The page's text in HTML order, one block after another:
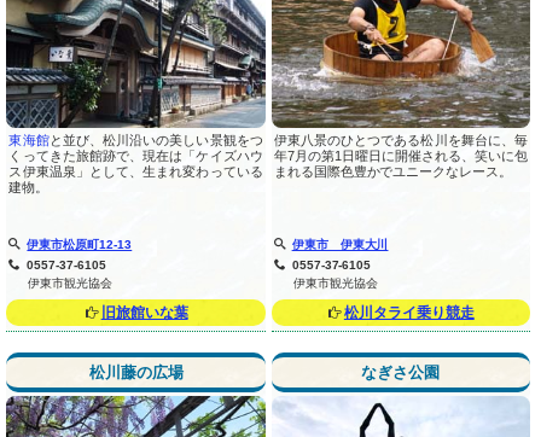
東海館と並び、松川沿いの美しい景観をつ
くってきた旅館跡で、現在は「ケイズハウ
ス伊東温泉」として、生まれ変わっている
建物。
伊東市松原町12-13
0557-37-6105
伊東市観光協会
旧旅館いな葉
伊東八景のひとつである松川を舞台に、毎
年7月の第1日曜日に開催される、笑いに包
まれる国際色豊かでユニークなレース。
伊東市 伊東大川
0557-37-6105
伊東市観光協会
松川タライ乗り競走
松川藤の広場 なぎさ公園